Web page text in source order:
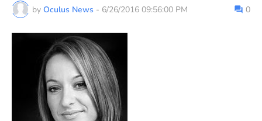
by Oculus News - 6/26/2016 09:56:00 PM 0